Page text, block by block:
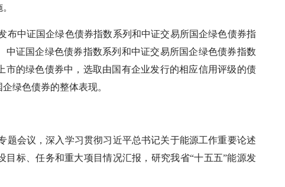
布中证国企绿色债券指数系列和中证交易所国企绿色债券指
证国企绿色债券指数系列和中证交易所国企绿色债券指数
的绿色债券中，选取由国有企业发行的相应信用评级的债
绿色债券的整体表现。
题会议，深入学习贯彻习近平总书记关于能源工作重要论述
标、任务和重大项目情况汇报，研究我省“十五五”能源发